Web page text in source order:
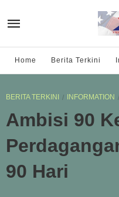
Home Berita Terkini
BERITA TERKINI INFORMATION
Ambisi 90
90 Hari